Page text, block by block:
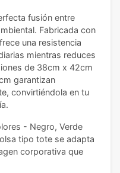
fusión entre
Fabricada con
una resistencia
mientras reduces
de 38cm x 42cm
garantizan
convirtiéndola en tu
- Negro, Verde
tipo tote se adapta
corporativa que